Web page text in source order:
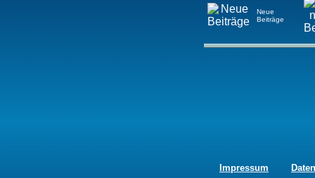
Neue
Beiträge
Impressum